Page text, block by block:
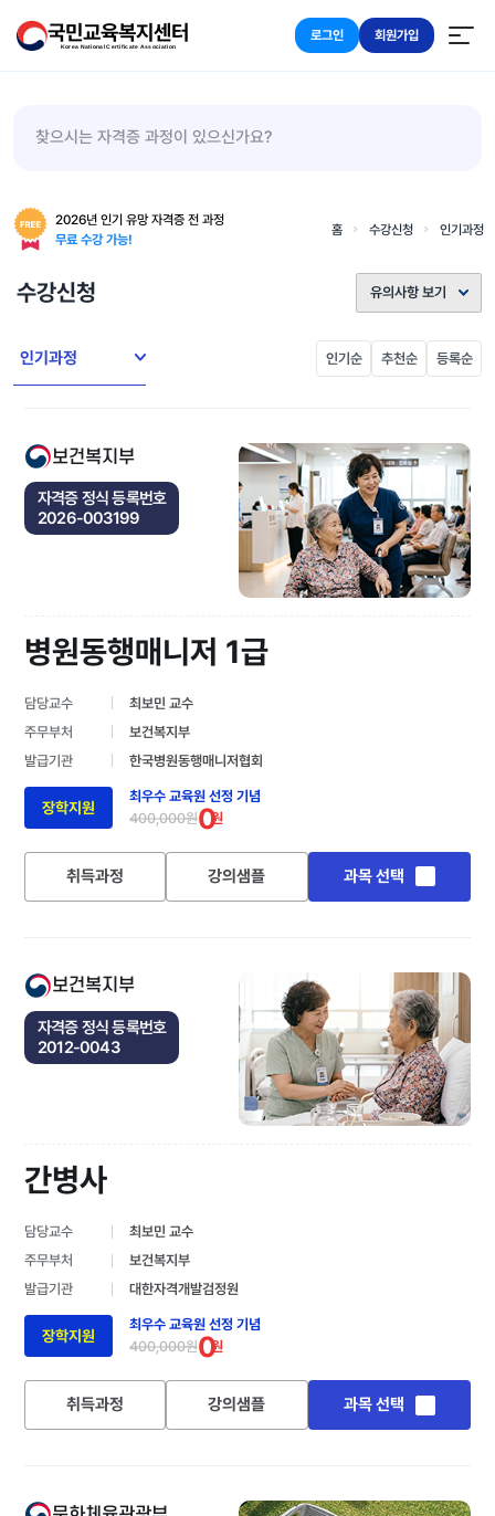
국민교육복지센터
Korea National Certificate Association
로그인 회원가입
찾으시는 자격증 과정이 있으신가요?
2026년 인기 유망 자격증 전 과정
무료 수강 가능!
홈 수강신청 인기과정
수강신청 유의사항 보기
인기과정 인기순 추천순 등록순
보건복지부
자격증 정식 등록번호
2026-003199
병원동행매니저 1급
담당교수
최보민 교수
주무부처
보건복지부
발급기관
한국병원동행매니저협회
장학지원
최우수 교육원 선정 기념
400,000원0원
취득과정 강의샘플 과목 선택
보건복지부
자격증 정식 등록번호
2012-0043
간병사
담당교수
최보민 교수
주무부처
보건복지부
발급기관
대한자격개발검정원
장학지원
최우수 교육원 선정 기념
400,000원0원
취득과정 강의샘플 과목 선택